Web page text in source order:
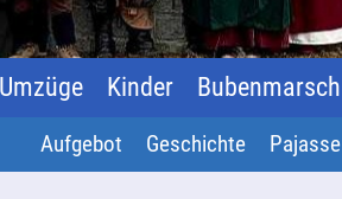
Umzüge Kinder Bubenmarsch
Aufgebot Geschichte Pajasse